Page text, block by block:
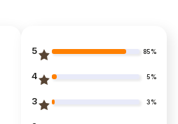
5 85%
4 5%
3 3%